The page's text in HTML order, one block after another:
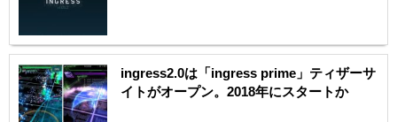
ingress2.0は「ingress prime」ティザーサ
イトがオープン。2018年にスタートか